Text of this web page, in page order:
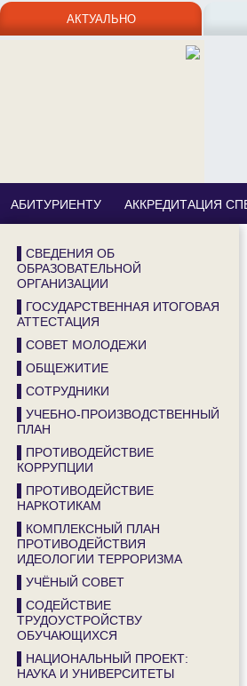
АКТУАЛЬНО
АБИТУРИЕНТУ АККРЕДИТАЦИЯ
▌СВЕДЕНИЯ ОБ
ОБРАЗОВАТЕЛЬНОЙ
ОРГАНИЗАЦИИ
▌ГОСУДАРСТВЕННАЯ ИТОГОВАЯ
АТТЕСТАЦИЯ
▌СОВЕТ МОЛОДЕЖИ
▌ОБЩЕЖИТИЕ
▌СОТРУДНИКИ
▌УЧЕБНО-ПРОИЗВОДСТВЕННЫЙ
ПЛАН
▌ПРОТИВОДЕЙСТВИЕ
КОРРУПЦИИ
▌ПРОТИВОДЕЙСТВИЕ
НАРКОТИКАМ
▌КОМПЛЕКСНЫЙ ПЛАН
ПРОТИВОДЕЙСТВИЯ
ИДЕОЛОГИИ ТЕРРОРИЗМА
▌УЧЁНЫЙ СОВЕТ
▌СОДЕЙСТВИЕ
ТРУДОУСТРОЙСТВУ
ОБУЧАЮЩИХСЯ
▌НАЦИОНАЛЬНЫЙ ПРОЕКТ:
НАУКА И УНИВЕРСИТЕТЫ